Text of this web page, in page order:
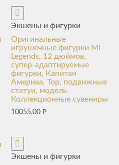
Экшены и фигурки
Оригинальные
игрушечные фигурки Ml
Legends, 12 дюймов,
супер-адаптируемые
фигурки, Капитан
Америка, Тор, подвижные
статуи, модель
Коллекционные сувениры
10055,00₽
Экшены и фигурки